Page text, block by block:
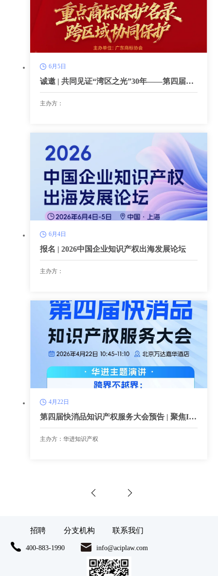
6月5日
诚邀 | 共同见证“湾区之光”30年——第四届广
东商标品牌年会开幕在即
主办方：
6月4日
报名 | 2026中国企业知识产权出海发展论坛
主办方：
4月22日
第四届快消品知识产权服务大会预告 | 聚焦IP
授权合规，深度拆解快消品跨界风险
主办方：华进知识产权
招聘 分支机构 联系我们
400-883-1990 info@aciplaw.com